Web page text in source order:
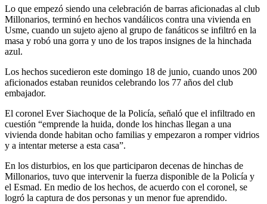
Lo que empezó siendo una celebración de barras aficionadas al club
Millonarios, terminó en hechos vandálicos contra una vivienda en
Usme, cuando un sujeto ajeno al grupo de fanáticos se infiltró en la
masa y robó una gorra y uno de los trapos insignes de la hinchada
azul.
Los hechos sucedieron este domingo 18 de junio, cuando unos 200
aficionados estaban reunidos celebrando los 77 años del club
embajador.
El coronel Ever Siachoque de la Policía, señaló que el infiltrado en
cuestión “emprende la huida, donde los hinchas llegan a una
vivienda donde habitan ocho familias y empezaron a romper vidrios
y a intentar meterse a esta casa”.
En los disturbios, en los que participaron decenas de hinchas de
Millonarios, tuvo que intervenir la fuerza disponible de la Policía y
el Esmad. En medio de los hechos, de acuerdo con el coronel, se
logró la captura de dos personas y un menor fue aprendido.